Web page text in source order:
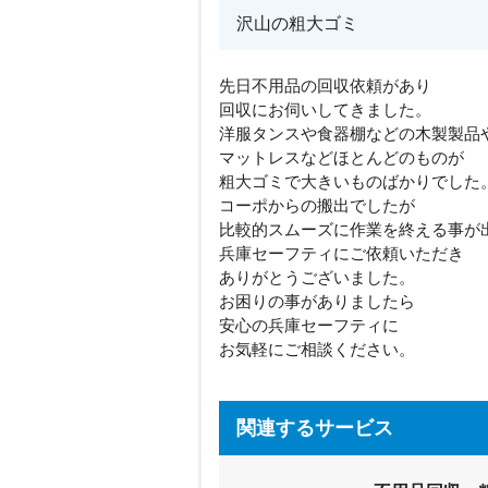
沢山の粗大ゴミ
先日不用品の回収依頼があり
回収にお伺いしてきました。
洋服タンスや食器棚などの木製製品
マットレスなどほとんどのものが
粗大ゴミで大きいものばかりでした。
コーポからの搬出でしたが
比較的スムーズに作業を終える事が
兵庫セーフティにご依頼いただき
ありがとうございました。
お困りの事がありましたら
安心の兵庫セーフティに
お気軽にご相談ください。
関連するサービス